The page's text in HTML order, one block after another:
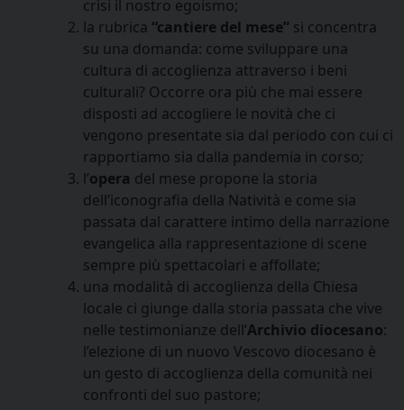
crisi il nostro egoismo;
la rubrica “cantiere del mese” si concentra
su una domanda: come sviluppare una
cultura di accoglienza attraverso i beni
culturali? Occorre ora più che mai essere
disposti ad accogliere le novità che ci
vengono presentate sia dal periodo con cui ci
rapportiamo sia dalla pandemia in corso;
l’opera del mese propone la storia
dell’iconografia della Natività e come sia
passata dal carattere intimo della narrazione
evangelica alla rappresentazione di scene
sempre più spettacolari e affollate;
una modalità di accoglienza della Chiesa
locale ci giunge dalla storia passata che vive
nelle testimonianze dell’Archivio diocesano:
l’elezione di un nuovo Vescovo diocesano è
un gesto di accoglienza della comunità nei
confronti del suo pastore;